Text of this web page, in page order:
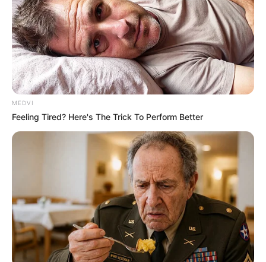
MEDVI
Feeling Tired? Here's The Trick To Perform Better